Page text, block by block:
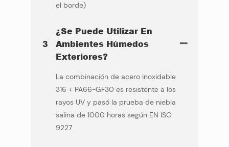
el borde)
3
¿Se Puede Utilizar En
Ambientes Húmedos
Exteriores?
La combinación de acero inoxidable
316 + PA66-GF30 es resistente a los
rayos UV y pasó la prueba de niebla
salina de 1000 horas según EN ISO
9227